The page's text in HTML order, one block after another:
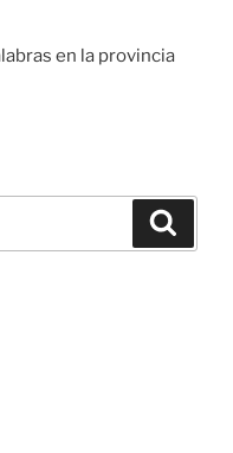
en la provincia